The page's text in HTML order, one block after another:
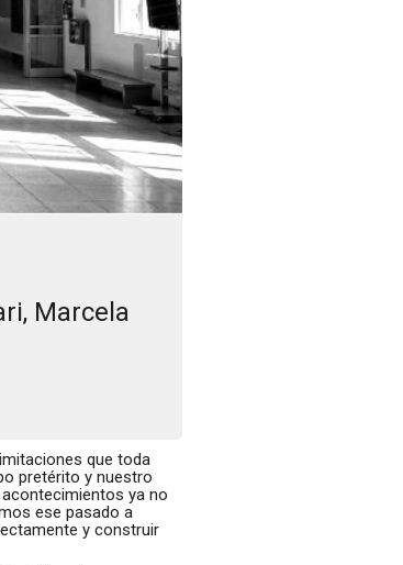
Marcela
que toda
pretérito y nuestro
ya no
ese pasado a
y construir